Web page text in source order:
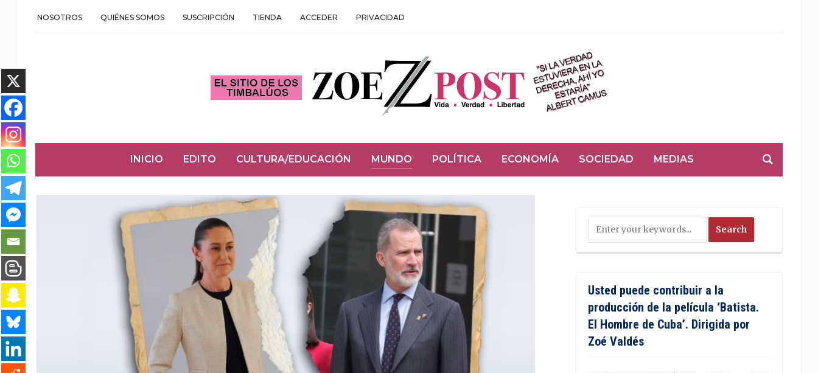
NOSOTROS QUIÉNES SOMOS SUSCRIPCIÓN TIENDA ACCEDER PRIVACIDAD
INICIO EDITO CULTURA/EDUCACIÓN MUNDO POLÍTICA ECONOMÍA SOCIEDAD MEDIAS
Usted puede contribuir a la
producción de la película ‘Batista.
El Hombre de Cuba’. Dirigida por
Zoé Valdés